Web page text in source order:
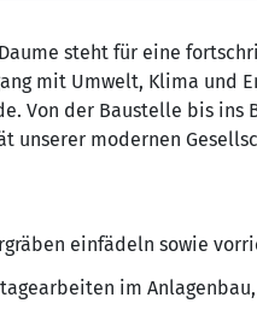
steht für eine
mit Umwelt, Klima und
Von der Baustelle bis
unserer modernen
einfädeln sowie
im